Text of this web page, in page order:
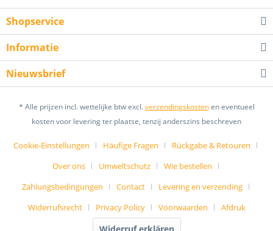
Shopservice
Informatie
Nieuwsbrief
* Alle prijzen incl. wettelijke btw excl.verzendingskostenen eventueel
kosten voor levering ter plaatse, tenzij anderszins beschreven
Cookie-Einstellungen Häufige Fragen
Rückgabe & Retouren
Over ons
Umweltschutz
Wie bestellen
Zahlungsbedingungen
Contact
Levering en verzending
Widerrufsrecht
Privacy Policy Voorwaarden Afdruk